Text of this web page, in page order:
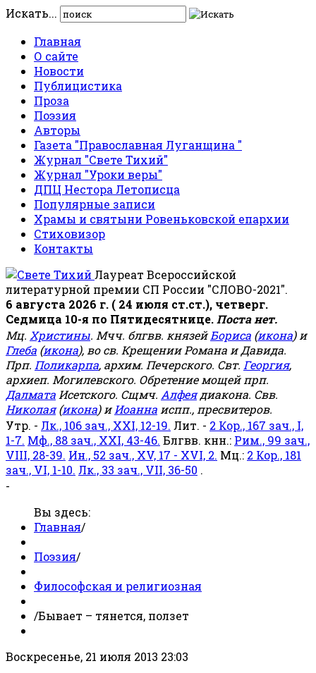
Искать...
Главная
О сайте
Новости
Публицистика
Проза
Поэзия
Авторы
Газета "Православная Луганщина "
Журнал "Свете Тихий"
Журнал "Уроки веры"
ДПЦ Нестора Летописца
Популярные записи
Храмы и святыни Ровеньковской епархии
Стиховизор
Контакты
Лауреат Всероссийской
литературной премии СП России "СЛОВО-2021".
6 августа 2026 г. ( 24 июля ст.ст.), четверг.
Седмица 10-я по Пятидесятнице. Поста нет.
Мц. Христины. Мчч. блгвв. князейБориса (икона) и
Глеба (икона), во св. Крещении Романа и Давида.
Прп. Поликарпа, архим. Печерского. Свт. Георгия,
архиеп. Могилевского. Обретение мощей прп.
Далмата Исетского. Сщмч. Алфеядиакона. Свв.
Николая(икона) иИоанна испп., пресвитеров.
Утр. - Лк., 106 зач., XXI, 12-19. Лит. - 2 Кор., 167 зач., I,
1-7. Мф., 88 зач., XXI, 43-46. Блгвв. кнн.: Рим., 99 зач.,
VIII, 28-39. Ин., 52 зач., XV, 17 - XVI, 2. Мц.: 2 Кор., 181
зач., VI, 1-10. Лк., 33 зач., VII, 36-50 .
-
Вы здесь:
Главная/
Поэзия/
Философская и религиозная
/Бывает – тянется, ползет
Воскресенье, 21 июля 2013 23:03